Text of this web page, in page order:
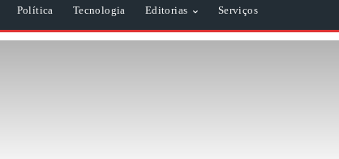
Política Tecnologia Editorias Serviços